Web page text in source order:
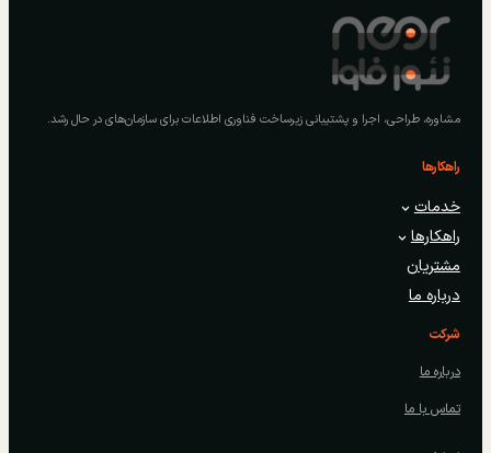
مشاوره، طراحی، اجرا و پشتیبانی زیرساخت فناوری اطلاعات برای سازمان‌های در حال رشد.
راهکارها
خدمات
راهکارها
مشتریان
درباره ما
شرکت
درباره ما
تماس با ما